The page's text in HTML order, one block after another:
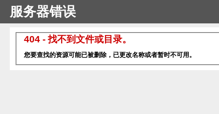
服务器错误
404 - 找不到文件或目录。
您要查找的资源可能已被删除，已更改名称或者暂时不可用。